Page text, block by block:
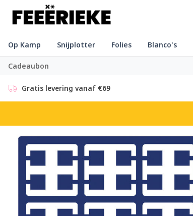
Op Kamp Snijplotter Folies Blanco's
Cadeaubon
Gratis levering vanaf €69